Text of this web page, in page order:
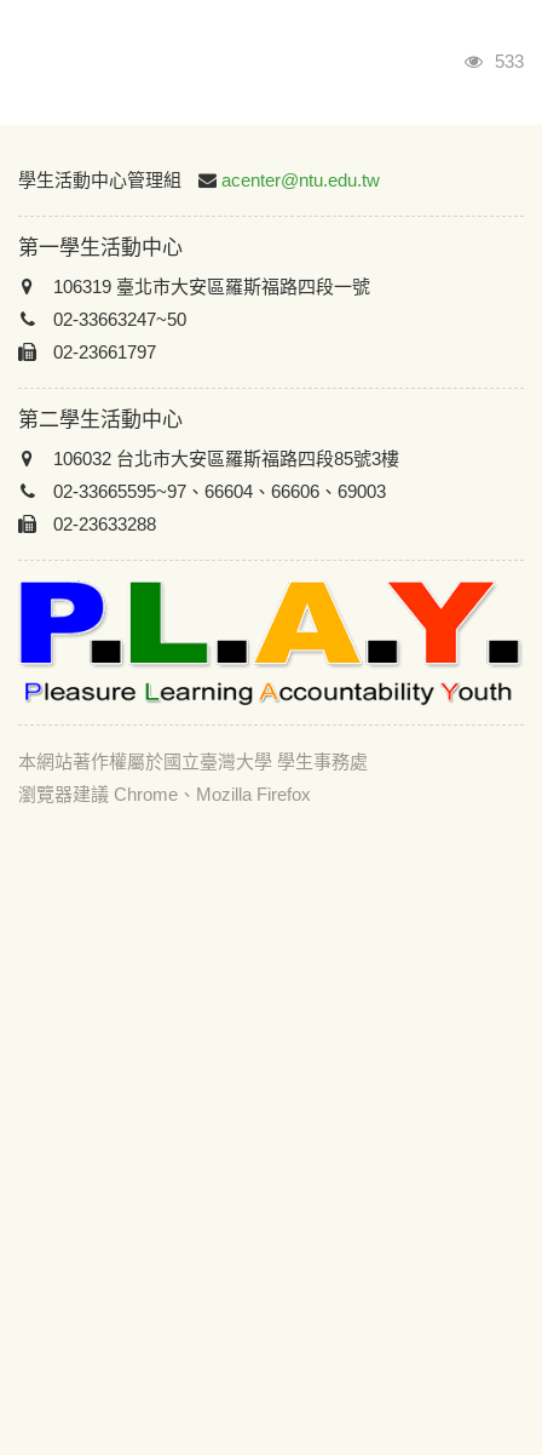
瀏覽
533
:::
學生活動中心管理組 acenter@ntu.edu.tw
第一學生活動中心
106319 臺北市大安區羅斯福路四段一號
02-33663247~50
02-23661797
第二學生活動中心
106032 台北市大安區羅斯福路四段85號3樓
02-33665595~97、66604、66606、69003
02-23633288
本網站著作權屬於國立臺灣大學 學生事務處
瀏覽器建議 Chrome、Mozilla Firefox